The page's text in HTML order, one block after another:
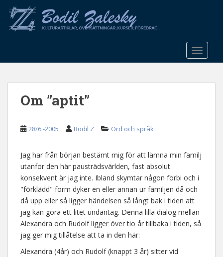
o
Om ”aptit”
28/6 -2005 Bodil Z Ord och språk
Jag har från början bestämt mig för att lämna min familj
utanför den här pausträdsvärlden, fast absolut
konsekvent är jag inte. Ibland skymtar någon förbi och i
"förklädd" form dyker en eller annan ur familjen då och
då upp eller så ligger händelsen så långt bak i tiden att
jag kan göra ett litet undantag. Denna lilla dialog mellan
Alexandra och Rudolf ligger över tio år tillbaka i tiden, så
jag ger mig tillåtelse att ta in den här:
Alexandra (4år) och Rudolf (knappt 3 år) sitter vid